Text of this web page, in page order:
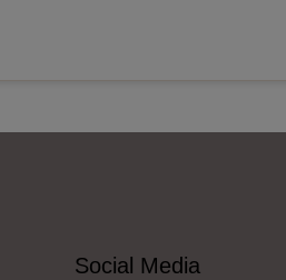
Social Media